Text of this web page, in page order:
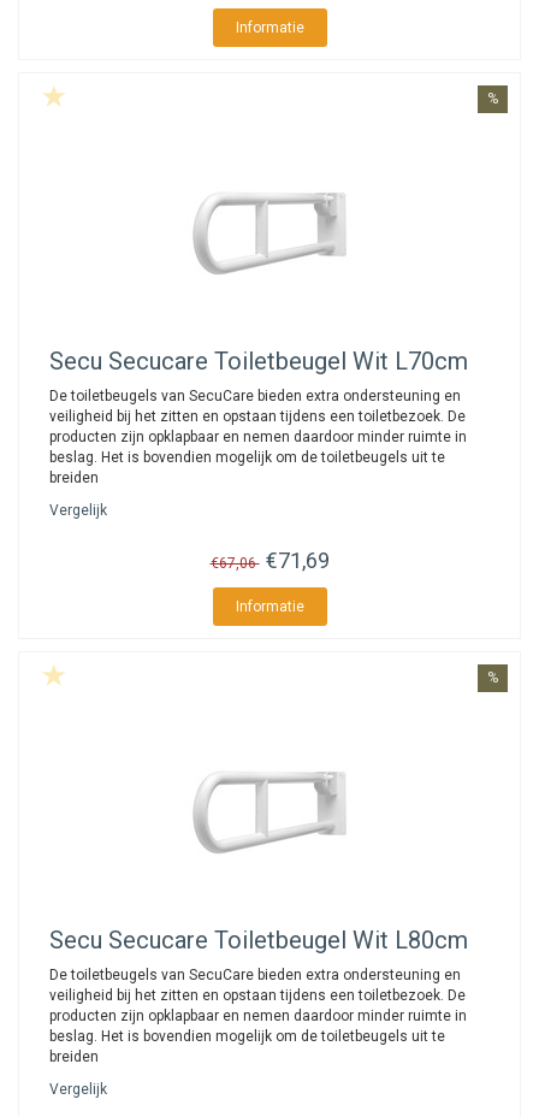
Informatie
%
Secu Secucare Toiletbeugel Wit L70cm
De toiletbeugels van SecuCare bieden extra ondersteuning en
veiligheid bij het zitten en opstaan tijdens een toiletbezoek. De
producten zijn opklapbaar en nemen daardoor minder ruimte in
beslag. Het is bovendien mogelijk om de toiletbeugels uit te
breiden
Vergelijk
€67,06 €71,69
Informatie
%
Secu Secucare Toiletbeugel Wit L80cm
De toiletbeugels van SecuCare bieden extra ondersteuning en
veiligheid bij het zitten en opstaan tijdens een toiletbezoek. De
producten zijn opklapbaar en nemen daardoor minder ruimte in
beslag. Het is bovendien mogelijk om de toiletbeugels uit te
breiden
Vergelijk